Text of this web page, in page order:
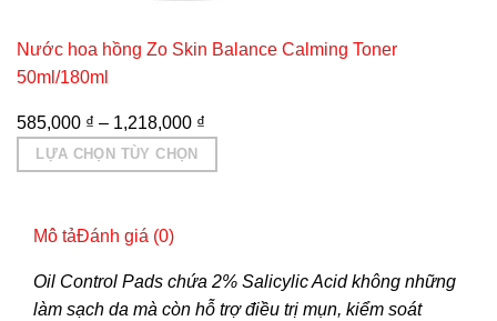
Nước hoa hồng Zo Skin Balance Calming Toner
50ml/180ml
585,000 ₫ – 1,218,000 ₫
LỰA CHỌN TÙY CHỌN
này
nhiều
Mô tảĐánh giá (0)
Oil Control Pads chứa 2% Salicylic Acid không những
làm sạch da mà còn hỗ trợ điều trị mụn, kiểm soát